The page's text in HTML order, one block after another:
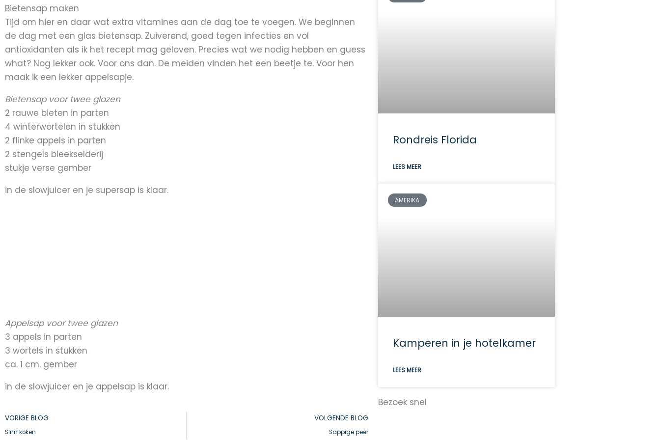
Bietensap maken
Tijd om hier en daar wat extra vitamines aan de dag toe te voegen. We beginnen
de dag met een glas bietensap. Zuiverend, goed tegen infecties en vol
antioxidanten als ik het recept mag geloven. Precies wat we nodig hebben en guess
what? Nog lekker ook. Voor ons dan. De meiden vinden het een beetje te. Voor hen
maak ik een lekker appelsapje.
Bietensap voor twee glazen
2 rauwe bieten in parten
4 winterwortelen in stukken
2 flinke appels in parten
2 stengels bleekselderij
stukje verse gember
in de slowjuicer en je supersap is klaar.
Appelsap voor twee glazen
3 appels in parten
3 wortels in stukken
ca. 1 cm. gember
in de slowjuicer en je appelsap is klaar.
Prev
VORIGE BLOG
Slim koken
VOLGENDE BLOG
Sappige peer
Next
Rondreis Florida
LEES MEER
AMERIKA
Kamperen in je hotelkamer
LEES MEER
Bezoek snel